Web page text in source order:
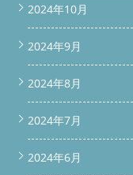
2024年10月
2024年9月
2024年8月
2024年7月
2024年6月